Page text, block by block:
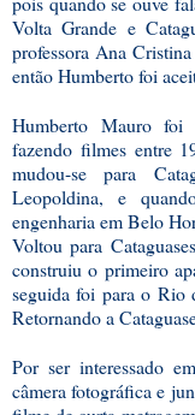
Volta Grande e
professora Ana
então Humberto foi
Humberto Mauro foi
fazendo filmes entre
mudou-se para
Leopoldina, e
engenharia em Belo
Voltou para
construiu o primeiro
seguida foi para o Rio
Retornando a
Por ser interessado
câmera fotográfica e